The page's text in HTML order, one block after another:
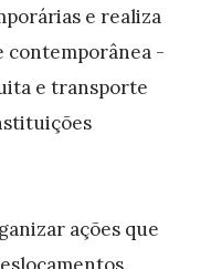
e realiza
contemporânea -
e transporte
ações que